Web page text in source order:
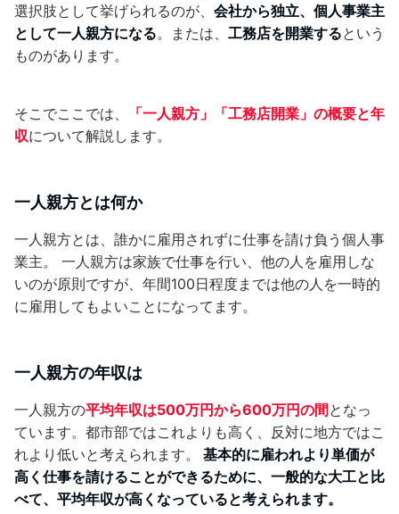
選択肢として挙げられるのが、 会社から独立、個人事業主
として一人親方になる。または、 工務店を開業するという
ものがあります。
そこでここでは、
「一人親方」「工務店開業」の概要と年
収について解説します。
一人親方とは何か
一人親方とは、誰かに雇用されずに仕事を請け負う個人事
業主。 一人親方は家族で仕事を行い、他の人を雇用しな
いのが原則ですが、年間100日程度までは他の人を一時的
に雇用してもよいことになってます。
一人親方の年収は
一人親方の平均年収は500万円から600万円の間 となっ
ています。都市部ではこれよりも高く、反対に地方ではこ
れより低いと考えられます。
基本的に雇われより単価が
高く仕事を請けることができるために、一般的な大工と比
べて、 平均年収が高く なっていると考えられます。